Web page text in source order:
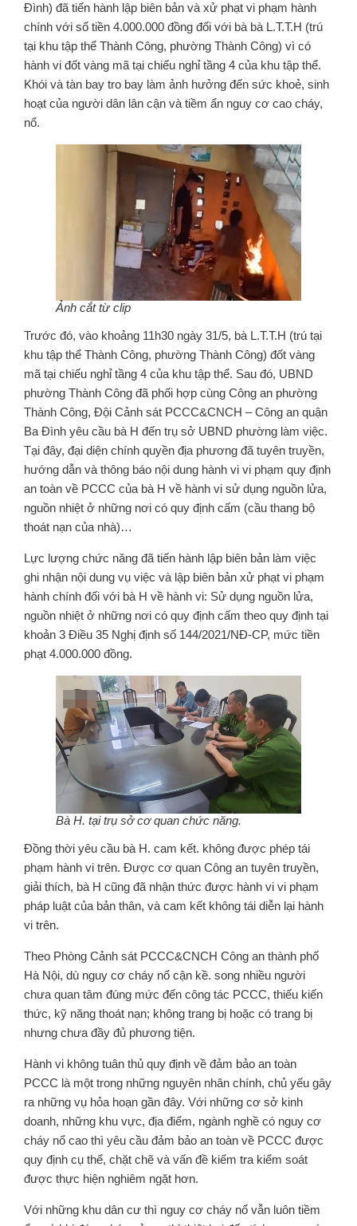
Đình) đã tiến hành lập biên bản và xử phạt vi phạm hành
chính với số tiền 4.000.000 đồng đối với bà bà L.T.T.H (trú
tại khu tập thể Thành Công, phường Thành Công) vì có
hành vi đốt vàng mã tại chiếu nghỉ tầng 4 của khu tập thể.
Khói và tàn bay tro bay làm ảnh hưởng đến sức khoẻ, sinh
hoạt của người dân lân cận và tiềm ẩn nguy cơ cao cháy,
nổ.
Ảnh cắt từ clip
Trước đó, vào khoảng 11h30 ngày 31/5, bà L.T.T.H (trú tại
khu tập thể Thành Công, phường Thành Công) đốt vàng
mã tại chiếu nghỉ tầng 4 của khu tập thể. Sau đó, UBND
phường Thành Công đã phối hợp cùng Công an phường
Thành Công, Đội Cảnh sát PCCC&CNCH – Công an quận
Ba Đình yêu cầu bà H đến trụ sở UBND phường làm việc.
Tại đây, đại diện chính quyền địa phương đã tuyên truyền,
hướng dẫn và thông báo nội dung hành vi vi phạm quy định
an toàn về PCCC của bà H về hành vi sử dụng nguồn lửa,
nguồn nhiệt ở những nơi có quy định cấm (cầu thang bộ
thoát nạn của nhà)…
Lực lượng chức năng đã tiến hành lập biên bản làm việc
ghi nhận nội dung vụ việc và lập biên bản xử phạt vi phạm
hành chính đối với bà H về hành vi: Sử dụng nguồn lửa,
nguồn nhiệt ở những nơi có quy định cấm theo quy định tại
khoản 3 Điều 35 Nghị định số 144/2021/NĐ-CP, mức tiền
phạt 4.000.000 đồng.
Bà H. tại trụ sở cơ quan chức năng.
Đồng thời yêu cầu bà H. cam kết. không được phép tái
phạm hành vi trên. Được cơ quan Công an tuyên truyền,
giải thích, bà H cũng đã nhận thức được hành vi vi phạm
pháp luật của bản thân, và cam kết không tái diễn lại hành
vi trên.
Theo Phòng Cảnh sát PCCC&CNCH Công an thành phố
Hà Nội, dù nguy cơ cháy nổ cận kề. song nhiều người
chưa quan tâm đúng mức đến công tác PCCC, thiếu kiến
thức, kỹ năng thoát nạn; không trang bị hoặc có trang bị
nhưng chưa đầy đủ phương tiện.
Hành vi không tuân thủ quy định về đảm bảo an toàn
PCCC là một trong những nguyên nhân chính, chủ yếu gây
ra những vụ hỏa hoạn gần đây. Với những cơ sở kinh
doanh, những khu vực, địa điểm, ngành nghề có nguy cơ
cháy nổ cao thì yêu cầu đảm bảo an toàn về PCCC được
quy định cụ thể, chặt chẽ và vấn đề kiểm tra kiểm soát
được thực hiện nghiêm ngặt hơn.
Với những khu dân cư thì nguy cơ cháy nổ vẫn luôn tiềm